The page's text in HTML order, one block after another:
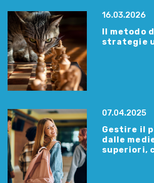
16.03.2026
Il metodo
strategie
07.04.2025
Gestire il
dalle
superiori,